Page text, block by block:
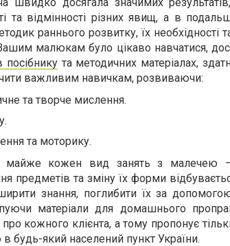
та відмінності різних явищ, а в
раннього розвитку, їх необхідності
малюкам було цікаво навчатися,
посібникута методичних матеріалах,
важливим навичкам, розвиваючи:
та творче мислення.
та моторику.
майже кожен вид занять з малечею
предметів та зміну їх форми
знання, поглибити їх за
матеріали для домашнього
про кожного клієнта, а тому пропонує
будь-який населений пункт України.